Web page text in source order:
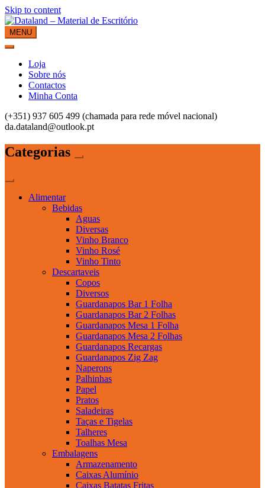
Skip to content
Dataland – Material de Escritório
Material de Escritório
MENU
Loja
Sobre nós
Contactos
Minha Conta
(+351) 937 605 499 (chamada para rede móvel nacional)
da.dataland@outlook.pt
Categorias
Alimentar
Bebidas
Aguas
Diversas
Vinho Branco
Vinho Rosé
Vinho Tinto
Descartaveis
Copos
Diversos
Guardanapos Bar 1 Folha
Guardanapos Bar 2 Folhas
Guardanapos Mesa 1 Folha
Guardanapos Mesa 2 Folhas
Guardanapos Recargas
Guardanapos Zig Zag
Naperons
Palhinhas
Papel
Pratos
Saladeiras
Taças e Tigelas
Talheres
Toalhas Mesa
Embalagens
Armazenamento
Caixas Alumínio
Caixas Batatas Fritas